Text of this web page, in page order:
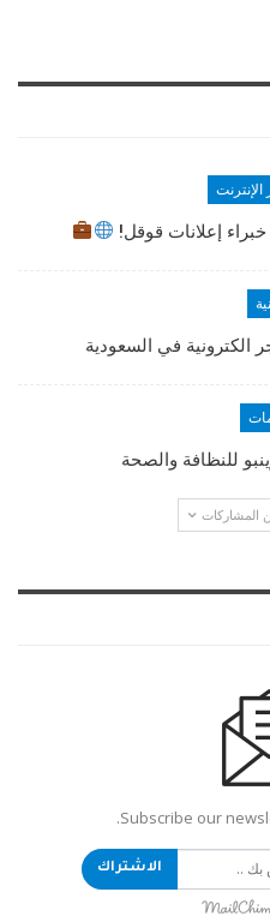
الإنترنت
إعلانات قوقل!
في السعودية
للنظافة والصحة
المشاركات
Subscribe our
الاشتراك